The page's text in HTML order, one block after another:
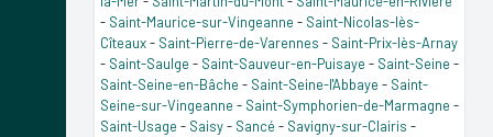
- Saint-Maurice-sur-Vingeanne - Saint-Nicolas-lès-
Cîteaux- Saint-Pierre-de-Varennes - Saint-Prix-lès-Arnay
- Saint-Saulge - Saint-Sauveur-en-Puisaye - Saint-Seine -
Saint-Seine-en-Bâche - Saint-Seine-l'Abbaye - Saint-
Seine-sur-Vingeanne - Saint-Symphorien-de-Marmagne -
Saint-Usage - Saisy- Sancé - Savigny-sur-Clairis -